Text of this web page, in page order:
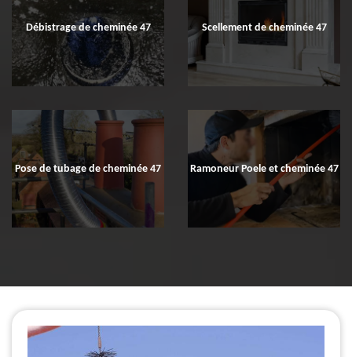
Débistrage de cheminée 47 Scellement de cheminée 47
Pose de tubage de cheminée 47 Ramoneur Poele et cheminée 47